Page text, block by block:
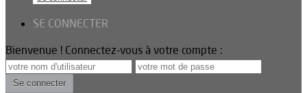
SE CONNECTER
Bienvenue ! Connectez-vous à votre compte :